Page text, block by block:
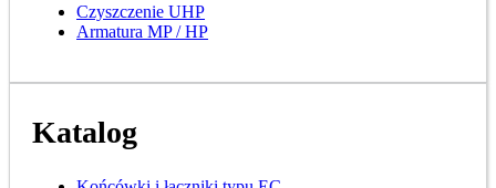
Czyszczenie UHP
Armatura MP / HP
Katalog